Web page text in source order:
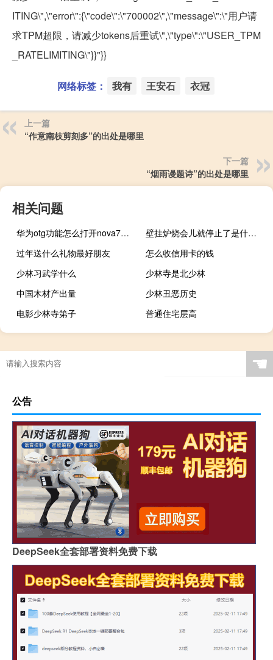
ITING\",\"error\":{\"code\":\"700002\",\"message\":\"用户请
求TPM超限，请减少tokens后重试\",\"type\":\"USER_TPM
_RATELIMITING\"}}"}}
网络标签： 我有 王安石 衣冠
上一篇
“作意南枝剪刻多”的出处是哪里
下一篇
“烟雨谩题诗”的出处是哪里
相关问题
华为otg功能怎么打开nova7（华为otg功能怎么打开）
壁挂炉烧会儿就停止了是什么原因
过年送什么礼物最好朋友
怎么收信用卡的钱
少林习武学什么
少林寺是北少林
中国木材产出量
少林丑恶历史
电影少林寺第子
普通住宅层高
☚
公告
DeepSeek全套部署资料免费下载